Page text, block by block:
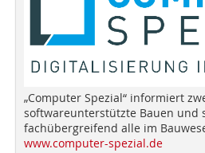
„Computer Spezial“ informiert
softwareunterstützte Bauen und
fachübergreifend alle im
www.computer-spezial.de